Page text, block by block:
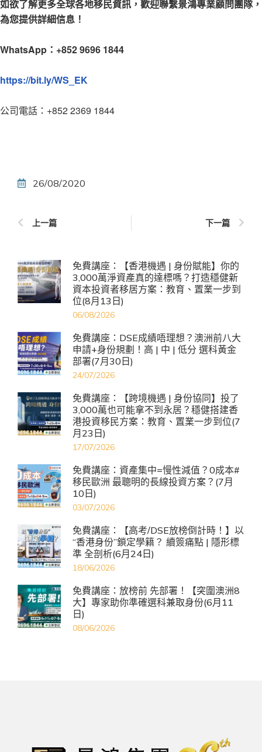
如欲了解更多全球各地移民資訊，歡迎聯繫景鴻專業顧問團隊，
為您提供詳細信息！
WhatsApp：+852 9696 1844
https://bit.ly/WS_EK
公司電話：+852 2369 1844
26/08/2020
上一篇 下一篇
免費講座：【香港機遇 | 身份賦能】你的
3,000萬淨資產真的達標嗎？打造穩健新
資本投資者移居方案：教育、置業一步到
位(8月13日)
06/08/2026
免費講座：DSE成績唔理想？澳洲前八大
申請+身份規劃！高 | 中 | 低分 選科黃金
部署(7月30日)
24/07/2026
免費講座：【跨境機遇 | 身份協同】投了
3,000萬也可能拿不到永居？穩健搭建香
港投資移民方案：教育、置業一步到位(7
月23日)
17/07/2026
免費講座：資產集中=慢性減值？0成本#
移民歐洲 最聰明的長線投資方案？(7月
10日)
03/07/2026
免費講座：【高考/DSE放榜倒計時！】以
“香港身份”鎖定學籍？ 續簽痛點 | 隱形標
準 全剖析(6月24日)
18/06/2026
免費講座：放榜前 先部署！【突圍澳洲8
大】專家助你準確選科兼取身份(6月11
日)
08/06/2026